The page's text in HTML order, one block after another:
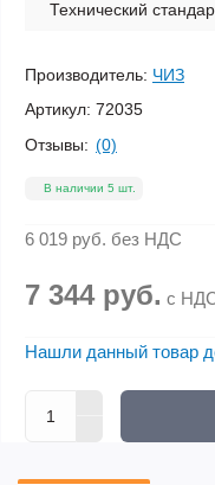
Технический
Производитель: ЧИЗ
Артикул: 72035
Отзывы: (0)
В наличии 5 шт.
6 019 руб. без НДС
7 344 руб. с
Нашли данный товар